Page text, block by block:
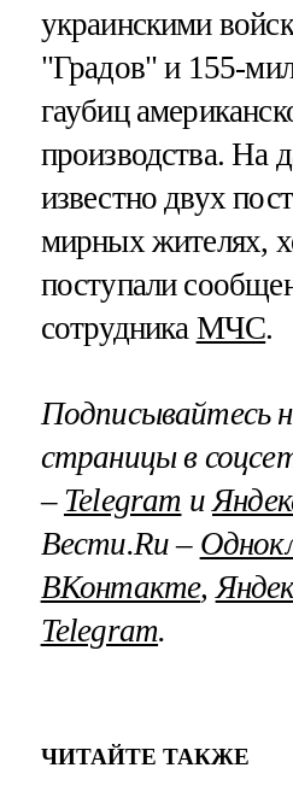
украинскими
"Градов" и 155-
гаубиц
производства. На
известно двух
мирных жителях,
поступали
сотрудника МЧС.
Подписывайтесь
страницы в
– Telegram и
Вести.Ru –
ВКонтакте,
Telegram.
ЧИТАЙТЕ ТАКЖЕ